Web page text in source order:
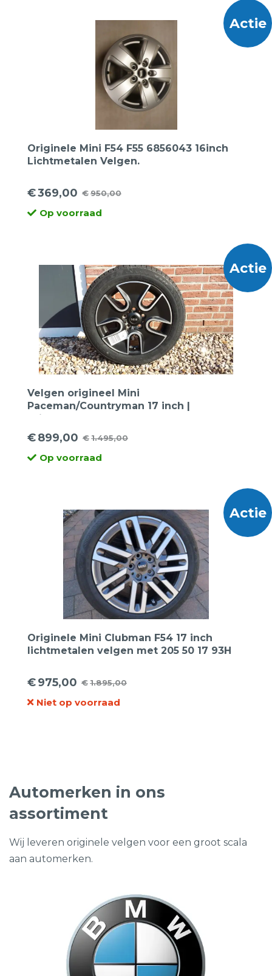
Actie
Originele Mini F54 F55 6856043 16inch
Lichtmetalen Velgen.
€950,00
Oorspronkelijke
prijs
€369,00
Huidige
prijsOp voorraad
Actie
Velgen origineel Mini
Paceman/Countryman 17 inch |
Winterbanden
€1.495,00
Oorspronkelijke
prijs
€899,00
Huidige
prijsOp voorraad
Actie
Originele Mini Clubman F54 17 inch
lichtmetalen velgen met 205 50 17 93H
€1.895,00
Oorspronkelijke
prijs
€975,00
Huidige
prijs
Niet op voorraad
Automerken in ons
assortiment
Wij leveren originele velgen voor een groot scala
aan automerken.